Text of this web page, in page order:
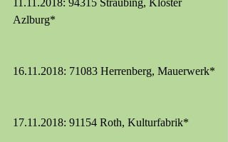
11.11.2018: 94315 Straubing, Kloster
Azlburg*
16.11.2018: 71083 Herrenberg, Mauerwerk*
17.11.2018: 91154 Roth, Kulturfabrik*